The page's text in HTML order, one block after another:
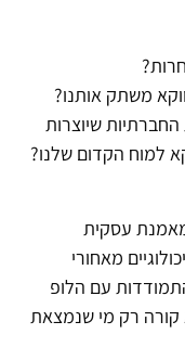
משתק אותנו?
שיוצרות
למוח הקדום שלנו?
עסקית
מאחורי
עם הלופ
רק מי שנמצאת